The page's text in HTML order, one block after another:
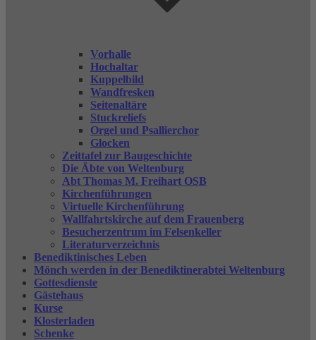
Vorhalle
Hochaltar
Kuppelbild
Wandfresken
Seitenaltäre
Stuckreliefs
Orgel und Psallierchor
Glocken
Zeittafel zur Baugeschichte
Die Äbte von Weltenburg
Abt Thomas M. Freihart OSB
Kirchenführungen
Virtuelle Kirchenführung
Wallfahrtskirche auf dem Frauenberg
Besucherzentrum im Felsenkeller
Literaturverzeichnis
Benediktinisches Leben
Mönch werden in der Benediktinerabtei Weltenburg
Gottesdienste
Gästehaus
Kurse
Klosterladen
Schenke